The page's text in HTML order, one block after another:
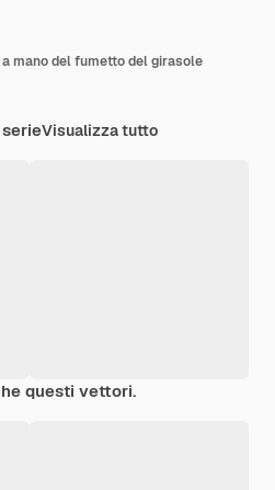
mano del fumetto del girasole
Visualizza tutto
questi vettori.